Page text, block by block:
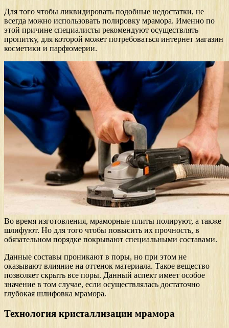
Для того чтобы ликвидировать подобные недостатки, не
всегда можно использовать полировку мрамора. Именно по
этой причине специалисты рекомендуют осуществлять
пропитку, для которой может потребоваться интернет магазин
косметики и парфюмерии.
Во время изготовления, мраморные плиты полируют, а также
шлифуют. Но для того чтобы повысить их прочность, в
обязательном порядке покрывают специальными составами.
Данные составы проникают в поры, но при этом не
оказывают влияние на оттенок материала. Такое вещество
позволяет скрыть все поры. Данный аспект имеет особое
значение в том случае, если осуществлялась достаточно
глубокая шлифовка мрамора.
Технология кристаллизации мрамора